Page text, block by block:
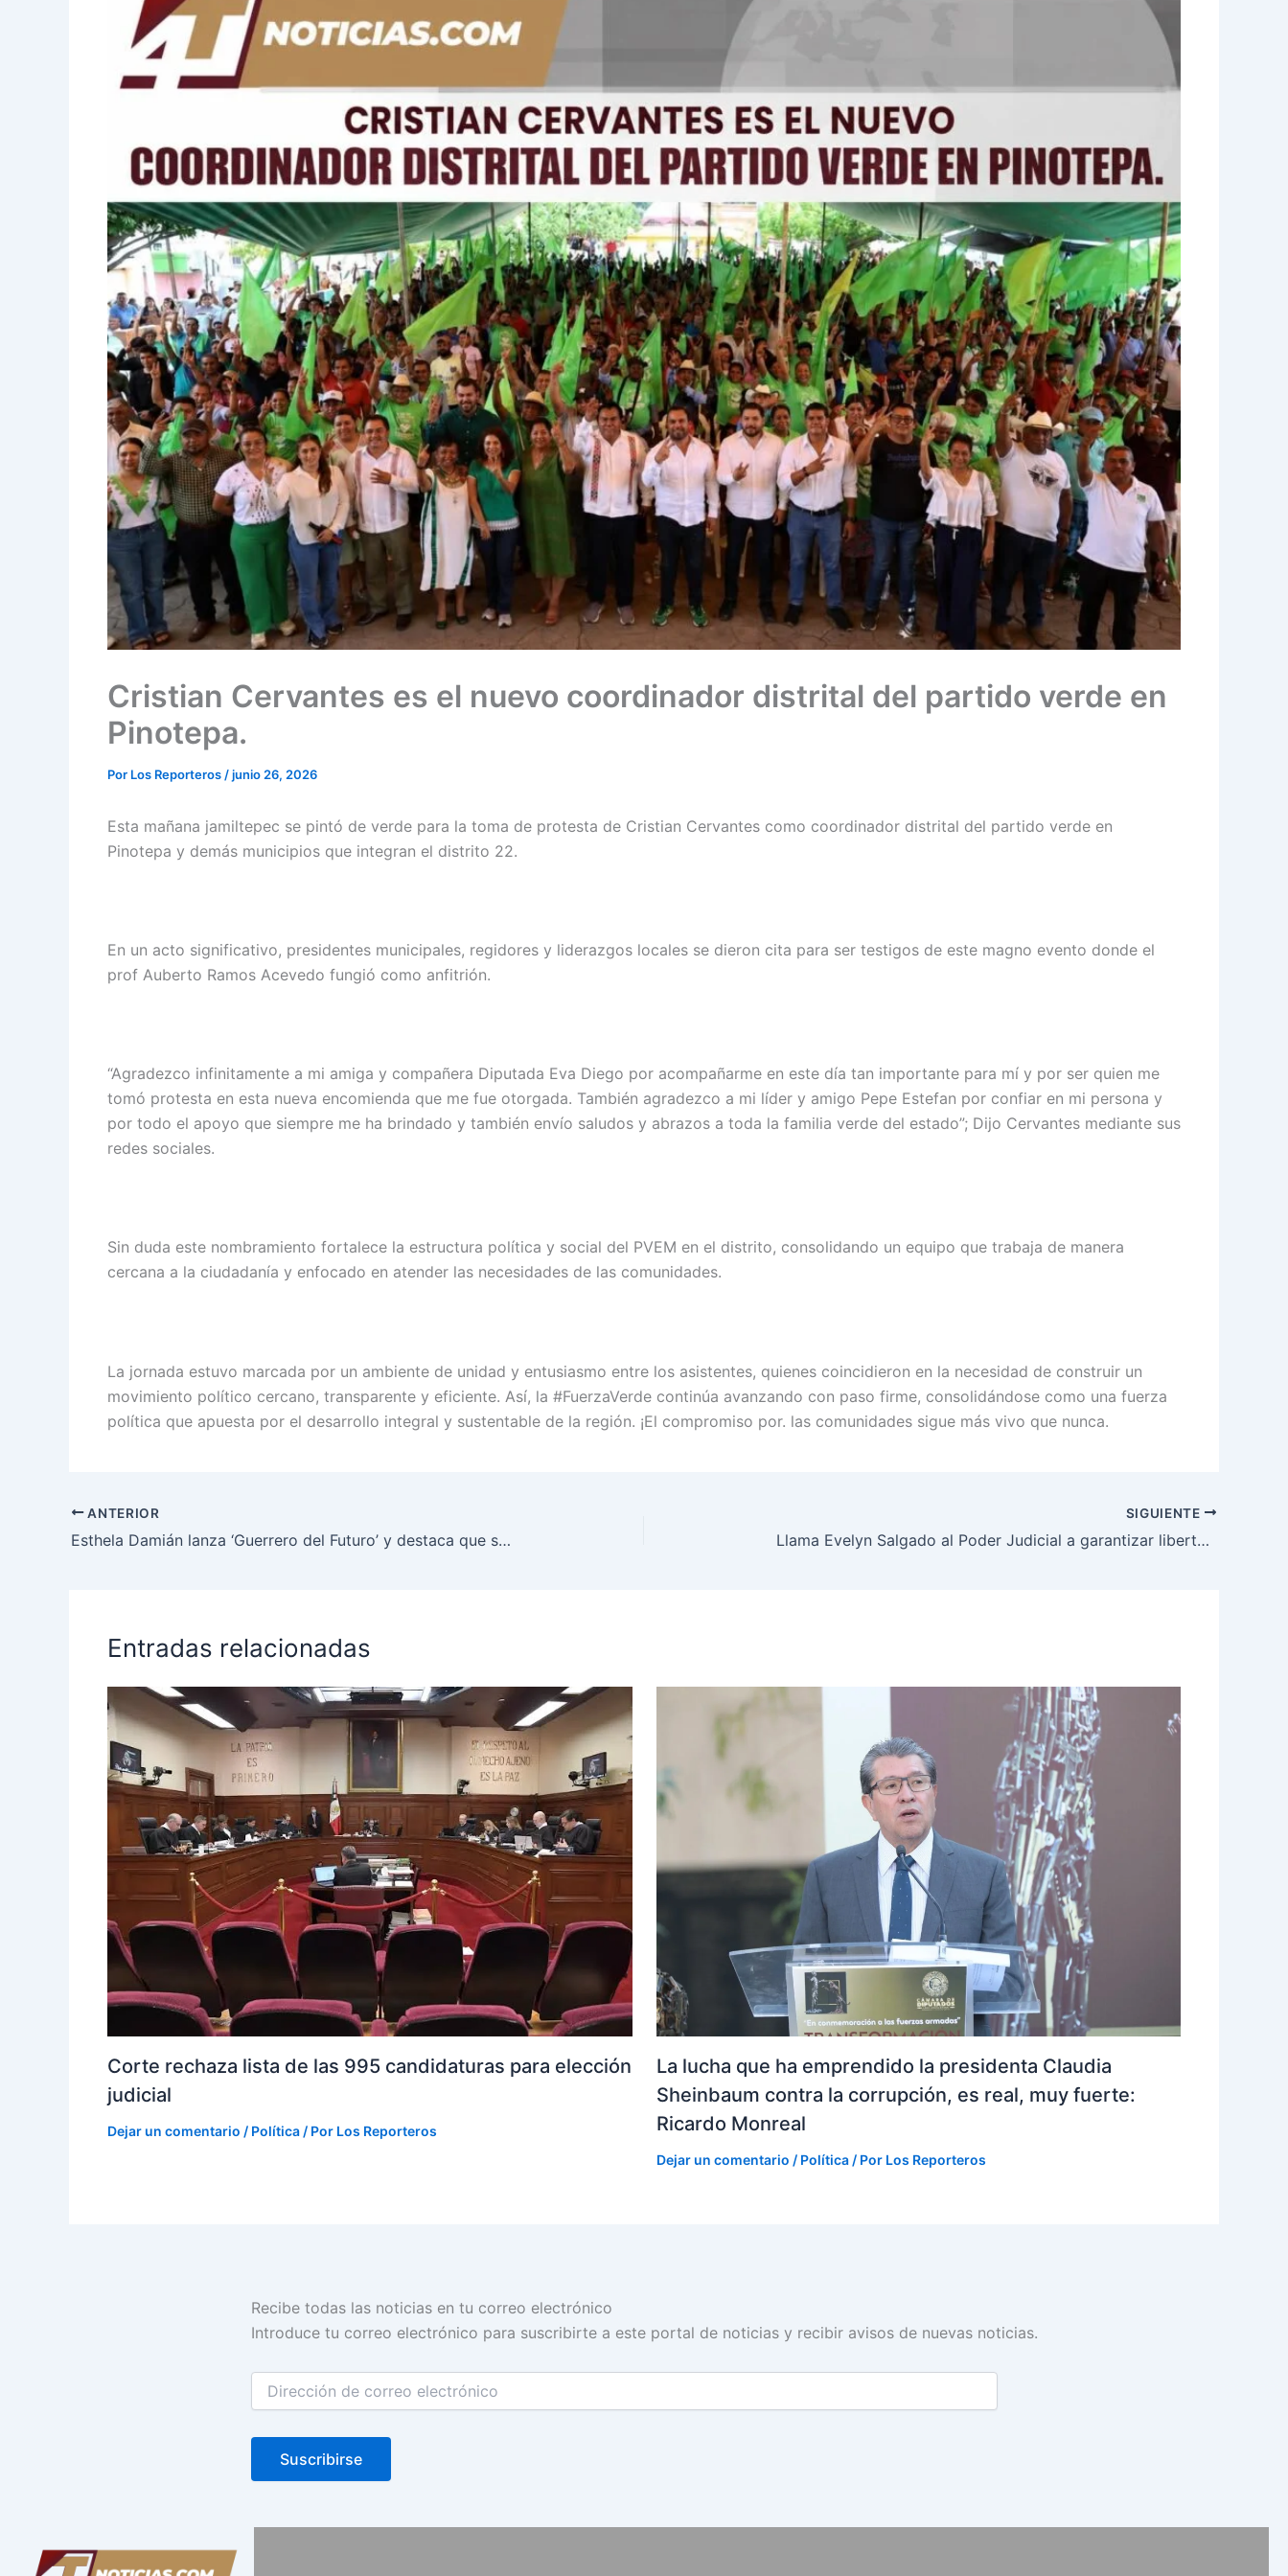
Cristian Cervantes es el nuevo coordinador distrital del partido verde en
Pinotepa.
Por Los Reporteros /junio 26, 2026
Esta mañana jamiltepec se pintó de verde para la toma de protesta de Cristian Cervantes como coordinador distrital del partido verde en
Pinotepa y demás municipios que integran el distrito 22.
En un acto significativo, presidentes municipales, regidores y liderazgos locales se dieron cita para ser testigos de este magno evento donde el
prof Auberto Ramos Acevedo fungió como anfitrión.
“Agradezco infinitamente a mi amiga y compañera Diputada Eva Diego por acompañarme en este día tan importante para mí y por ser quien me
tomó protesta en esta nueva encomienda que me fue otorgada. También agradezco a mi líder y amigo Pepe Estefan por confiar en mi persona y
por todo el apoyo que siempre me ha brindado y también envío saludos y abrazos a toda la familia verde del estado”; Dijo Cervantes mediante sus
redes sociales.
Sin duda este nombramiento fortalece la estructura política y social del PVEM en el distrito, consolidando un equipo que trabaja de manera
cercana a la ciudadanía y enfocado en atender las necesidades de las comunidades.
La jornada estuvo marcada por un ambiente de unidad y entusiasmo entre los asistentes, quienes coincidieron en la necesidad de construir un
movimiento político cercano, transparente y eficiente. Así, la #FuerzaVerde continúa avanzando con paso firme, consolidándose como una fuerza
política que apuesta por el desarrollo integral y sustentable de la región. ¡El compromiso por. las comunidades sigue más vivo que nunca.
ANTERIOR
Esthela Damián lanza ‘Guerrero del Futuro’ y destaca que su prioridad es ganar la encuesta de Morena
SIGUIENTE
Llama Evelyn Salgado al Poder Judicial a garantizar libertad, igualdad y paz en Guerrero
Entradas relacionadas
Corte rechaza lista de las 995 candidaturas para elección
judicial
Dejar un comentario / Política / Por Los Reporteros
La lucha que ha emprendido la presidenta Claudia
Sheinbaum contra la corrupción, es real, muy fuerte:
Ricardo Monreal
Dejar un comentario / Política/ Por Los Reporteros
Recibe todas las noticias en tu correo electrónico
Introduce tu correo electrónico para suscribirte a este portal de noticias y recibir avisos de nuevas noticias.
Dirección
correo
Suscribirse